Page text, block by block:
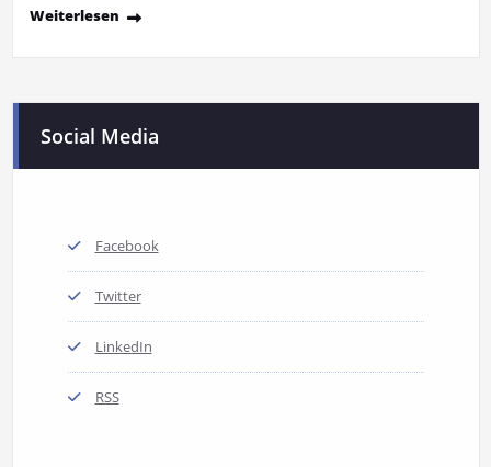
Weiterlesen
Social Media
Facebook
Twitter
LinkedIn
RSS